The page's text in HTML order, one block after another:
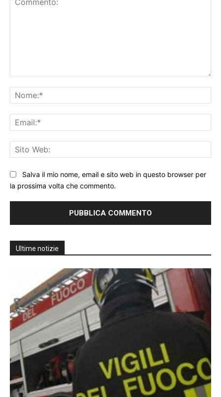
Salva il mio nome, email e sito web in questo browser per
la prossima volta che commento.
Ultime notizie